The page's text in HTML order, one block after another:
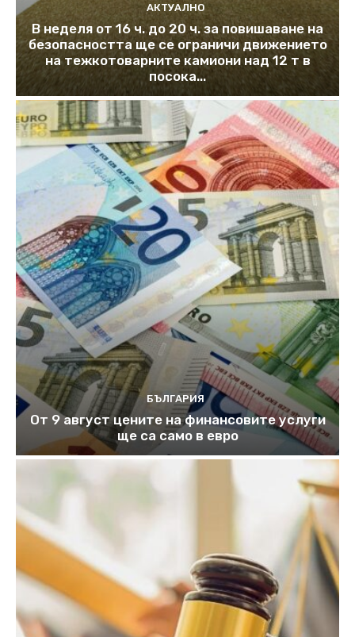
АКТУАЛНО
В неделя от 16 ч. до 20 ч. за повишаване на
безопасността ще се ограничи движението
на тежкотоварните камиони над 12 т в
посока...
БЪЛГАРИЯ
От 9 август цените на финансовите услуги
ще са само в евро